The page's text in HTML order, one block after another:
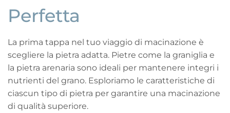
Perfetta
La prima tappa nel tuo viaggio di macinazione è
scegliere la pietra adatta. Pietre come la graniglia e
la pietra arenaria sono ideali per mantenere integri i
nutrienti del grano. Esploriamo le caratteristiche di
ciascun tipo di pietra per garantire una macinazione
di qualità superiore.